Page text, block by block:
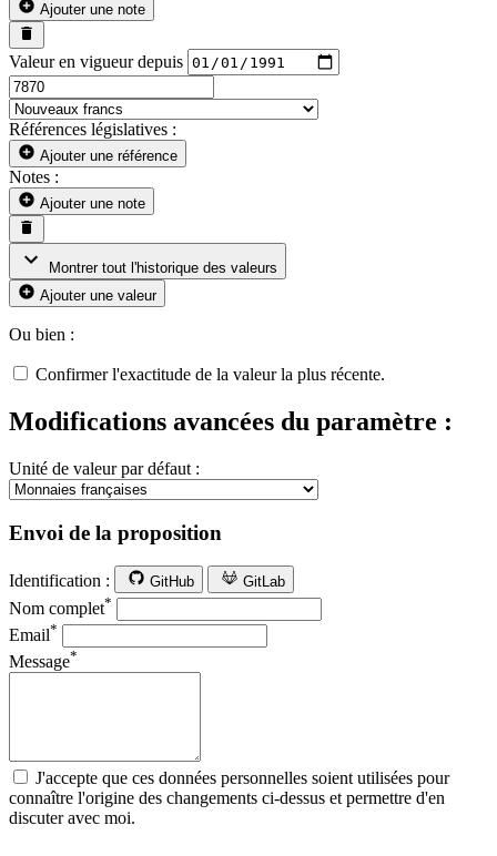
Ajouter une note
Valeur en vigueur depuis
Références législatives :
Ajouter une référence
Notes :
Ajouter une note
Montrer tout l'historique des valeurs
Ajouter une valeur
Ou bien :
Confirmer l'exactitude de la valeur la plus récente.
Modifications avancées du paramètre :
Unité de valeur par défaut :
Envoi de la proposition
Identification : GitHub GitLab
Nom complet*
Email*
Message*
J'accepte que ces données personnelles soient utilisées pour
connaître l'origine des changements ci-dessus et permettre d'en
discuter avec moi.